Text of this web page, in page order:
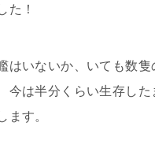
た！
はいないか、いても数隻
今は半分くらい生存した
ます。